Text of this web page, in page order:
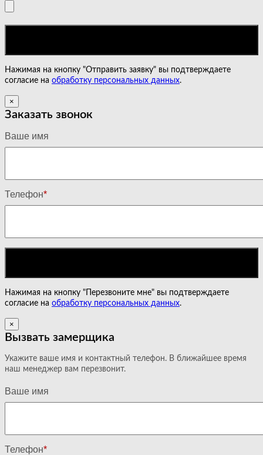
Нажимая на кнопку "Отправить заявку" вы подтверждаете
согласие на обработку персональных данных.
×
Заказать звонок
Ваше имя
Телефон*
Нажимая на кнопку "Перезвоните мне" вы подтверждаете
согласие на обработку персональных данных.
×
Вызвать замерщика
Укажите ваше имя и контактный телефон. В ближайшее время
наш менеджер вам перезвонит.
Ваше имя
Телефон*